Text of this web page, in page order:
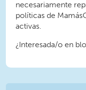
necesariamente
políticas de
activas.
¿Interesada/o en